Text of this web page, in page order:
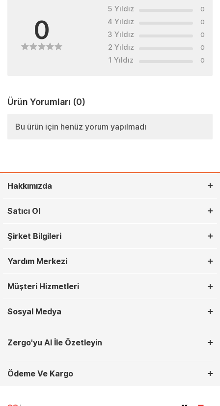
0
5 Yıldız 0
4 Yıldız 0
3 Yıldız 0
2 Yıldız 0
1 Yıldız 0
Ürün Yorumları (0)
Bu ürün için henüz yorum yapılmadı
Hakkımızda
Satıcı Ol
Şirket Bilgileri
Yardım Merkezi
Müşteri Hizmetleri
Sosyal Medya
Zergo'yu AI İle Özetleyin
Ödeme Ve Kargo